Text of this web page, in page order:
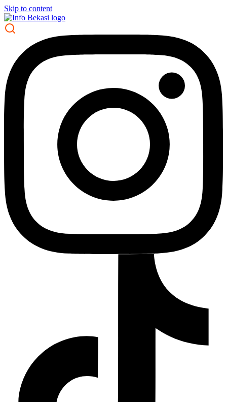
Skip to content